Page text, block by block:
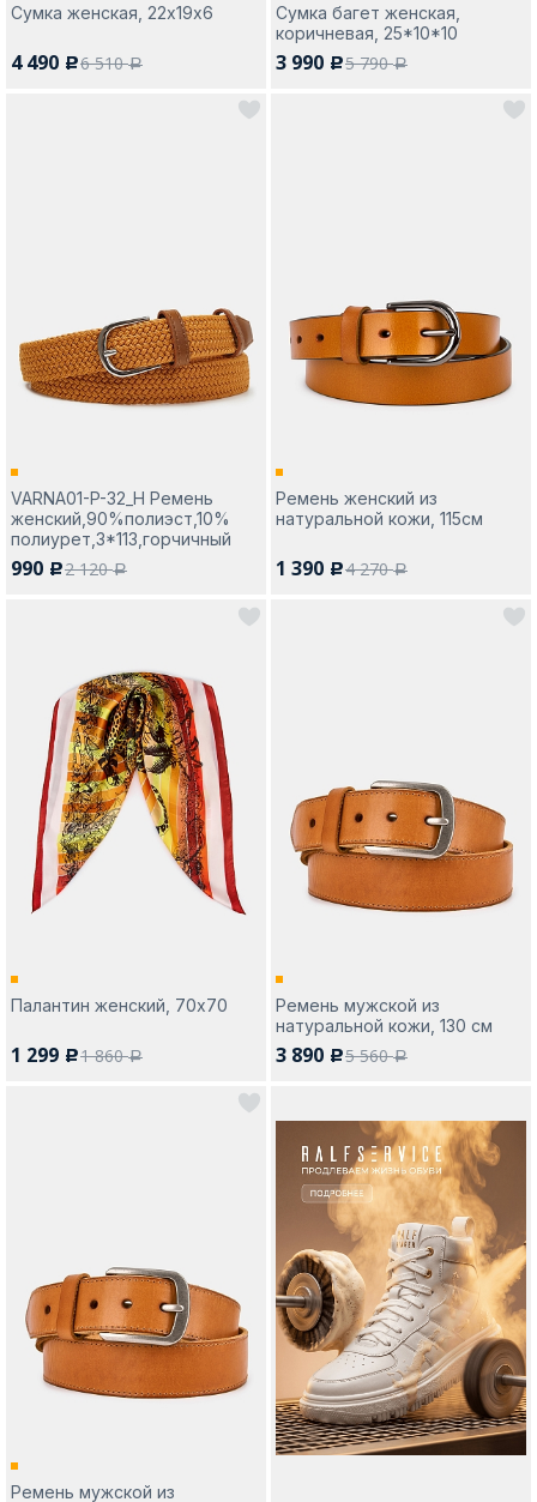
Изменить город
Сумка женская, 22х19х6
4 490 c6 510a
Сумка багет женская,
коричневая, 25*10*10
3 990 c5 790a
VARNA01-P-32_Н Ремень
женский,90%полиэст,10%
полиурет,3*113,горчичный
990 c2 120a
Ремень женский из
натуральной кожи, 115см
1 390 c4 270a
Палантин женский, 70х70
1 299 c1 860a
Ремень мужской из
натуральной кожи, 130 см
3 890 c5 560a
Ремень мужской из